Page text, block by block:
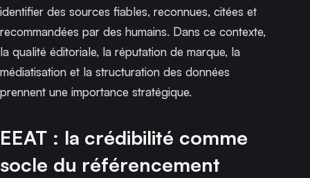
identifier des sources fiables, reconnues, citées et
recommandées par des humains. Dans ce contexte,
la qualité éditoriale, la réputation de marque, la
médiatisation et la structuration des données
prennent une importance stratégique.
EEAT : la crédibilité comme
socle du référencement